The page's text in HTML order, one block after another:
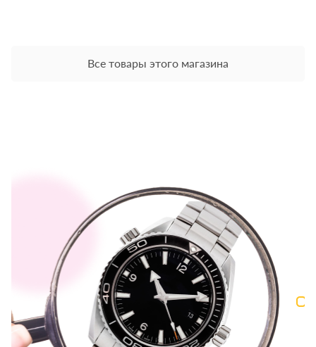
Все товары этого магазина